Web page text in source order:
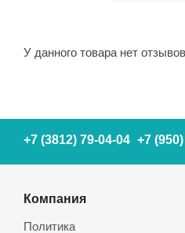
У данного товара нет
+7 (3812) 79-04-04 +7
Компания
Политика